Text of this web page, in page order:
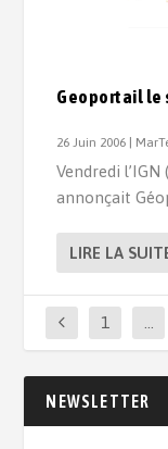
Geoportail le
26 Juin 2006
Vendredi
annonçait
LIRE LA
1
NEWSLETTER